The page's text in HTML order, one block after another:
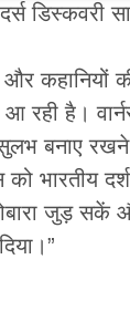
डिस्कवरी
कहानियों
रही है।
बनाए
को भारतीय
जुड़ सकें